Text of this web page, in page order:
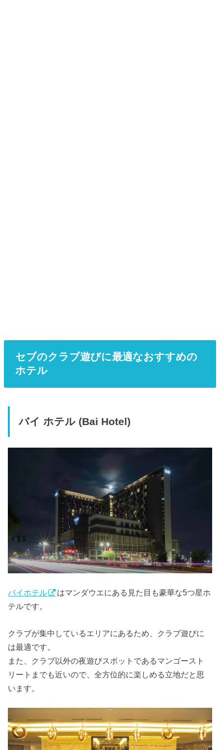
セブのクラブ遊びに最適なおすすめの
ホテル
バイ ホテル (Bai Hotel)
バイホテル
はマンダウエにある見た目も豪華な5つ星ホ
テルです。
クラブが集中しているエリアにあるため、クラブ遊びに
は最適です。
また、クラブ以外の夜遊びスポットであるマンゴースト
リートまでも近いので、全方位的に楽しめる立地だと思
います。